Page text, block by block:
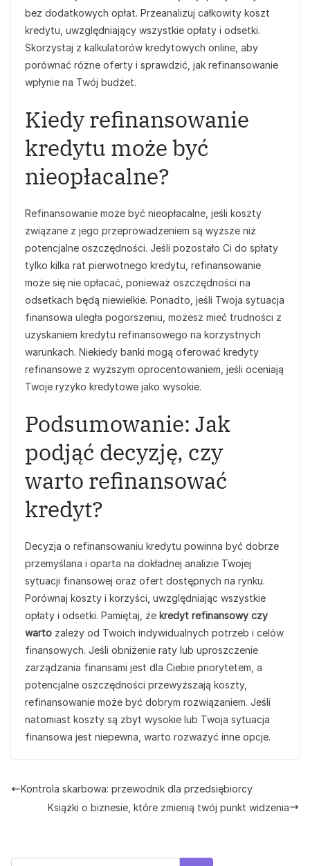
bez dodatkowych opłat. Przeanalizuj całkowity koszt
kredytu, uwzględniający wszystkie opłaty i odsetki.
Skorzystaj z kalkulatorów kredytowych online, aby
porównać różne oferty i sprawdzić, jak refinansowanie
wpłynie na Twój budżet.
Kiedy refinansowanie
kredytu może być
nieopłacalne?
Refinansowanie może być nieopłacalne, jeśli koszty
związane z jego przeprowadzeniem są wyższe niż
potencjalne oszczędności. Jeśli pozostało Ci do spłaty
tylko kilka rat pierwotnego kredytu, refinansowanie
może się nie opłacać, ponieważ oszczędności na
odsetkach będą niewielkie. Ponadto, jeśli Twoja sytuacja
finansowa uległa pogorszeniu, możesz mieć trudności z
uzyskaniem kredytu refinansowego na korzystnych
warunkach. Niekiedy banki mogą oferować kredyty
refinansowe z wyższym oprocentowaniem, jeśli oceniają
Twoje ryzyko kredytowe jako wysokie.
Podsumowanie: Jak
podjąć decyzję, czy
warto refinansować
kredyt?
Decyzja o refinansowaniu kredytu powinna być dobrze
przemyślana i oparta na dokładnej analizie Twojej
sytuacji finansowej oraz ofert dostępnych na rynku.
Porównaj koszty i korzyści, uwzględniając wszystkie
opłaty i odsetki. Pamiętaj, że kredyt refinansowy czy
warto zależy od Twoich indywidualnych potrzeb i celów
finansowych. Jeśli obniżenie raty lub uproszczenie
zarządzania finansami jest dla Ciebie priorytetem, a
potencjalne oszczędności przewyższają koszty,
refinansowanie może być dobrym rozwiązaniem. Jeśli
natomiast koszty są zbyt wysokie lub Twoja sytuacja
finansowa jest niepewna, warto rozważyć inne opcje.
Kontrola skarbowa: przewodnik dla przedsiębiorcy
Książki o biznesie, które zmienią twój punkt widzenia